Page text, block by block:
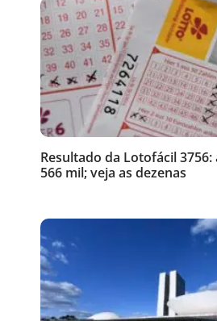
Resultado da Lotofácil 3756:
566 mil; veja as dezenas